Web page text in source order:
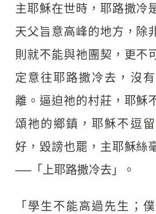
主耶穌在世時，耶路撒冷
天父旨意高峰的地方，除
則就不能與祂團契，更不
定意往耶路撒冷去，沒
離。逼迫祂的村莊，耶穌
頌祂的鄉鎮，耶穌不逗
好，毀謗也罷，主耶穌絲
──「上耶路撒冷去」。
「學生不能高過先生；